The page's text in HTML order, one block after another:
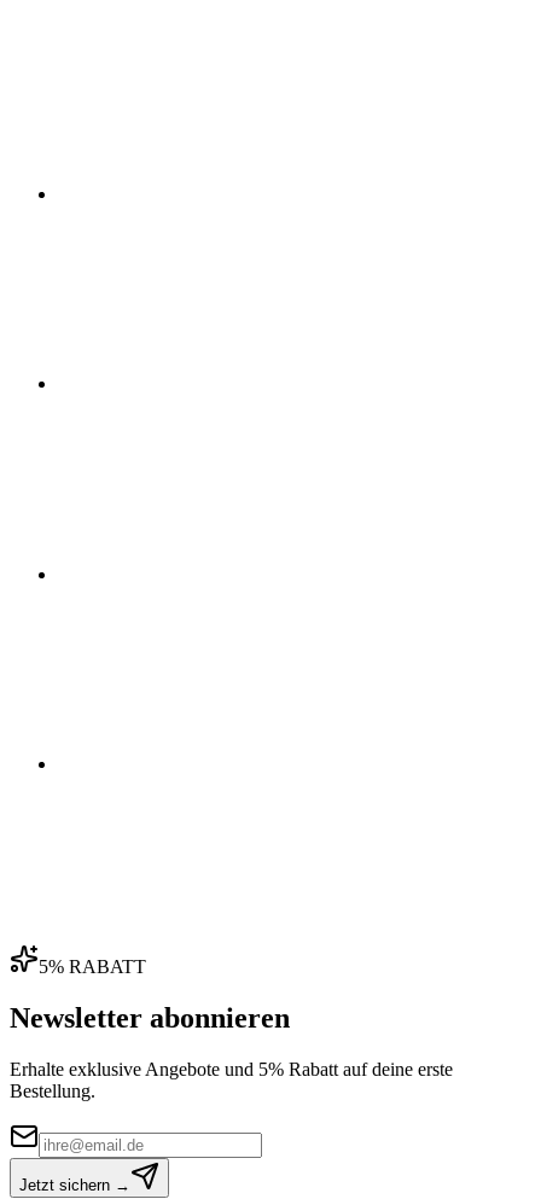
5% RABATT
Newsletter abonnieren
Erhalte exklusive Angebote und 5% Rabatt auf deine erste
Bestellung.
Jetzt sichern →